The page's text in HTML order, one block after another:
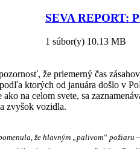
SEVA REPORT:
1 súbor(y) 10.13 MB
že priemerný čas
ktorých od januára došlo v
na celom svete, sa
zvyšok vozidla.
že hlavným „palivom“